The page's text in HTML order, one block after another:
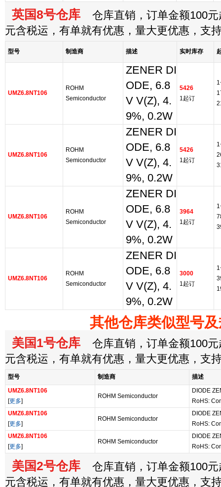
英国8号仓库 仓库直销，订单金额100元
元含税运，有单就有优惠，量大更优惠，支
型号 制造商 描述 实时库存
UMZ6.8NT106
ROHM
Semiconductor
ZENER DI
ODE, 6.8
V V(Z), 4.
9%, 0.2W
5426
1起订
UMZ6.8NT106
ROHM
Semiconductor
ZENER DI
ODE, 6.8
V V(Z), 4.
9%, 0.2W
5426
1起订
UMZ6.8NT106
ROHM
Semiconductor
ZENER DI
ODE, 6.8
V V(Z), 4.
9%, 0.2W
3964
1起订
UMZ6.8NT106
ROHM
Semiconductor
ZENER DI
ODE, 6.8
V V(Z), 4.
9%, 0.2W
3000
1起订
其他仓库类似型号
美国1号仓库 仓库直销，订单金额100元
元含税运，有单就有优惠，量大更优惠，支
型号 制造商
描述
UMZ6.8NT106
[更多]
ROHM Semiconductor
DIODE
RoHS:
UMZ6.8NT106
[更多]
ROHM Semiconductor
DIODE
RoHS:
UMZ6.8NT106
[更多]
ROHM Semiconductor
DIODE
RoHS:
美国2号仓库 仓库直销，订单金额100元
元含税运，有单就有优惠，量大更优惠，支